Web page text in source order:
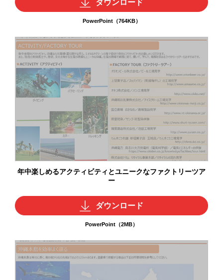
ダウンロード
PowerPoint（764KB）
年中楽しめるアクティビティとユニークなファクトリーツア
ー
ダウンロード
PowerPoint（2MB）